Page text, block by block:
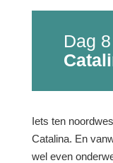
Dag
Iets ten
Catalina. En
wel even